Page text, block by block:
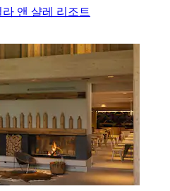
앤 샬레 리조트